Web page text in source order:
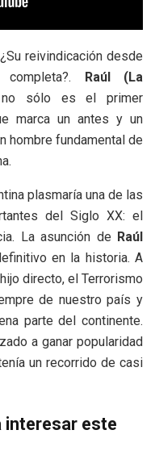
reivindicación desde
Raúl (La
sólo es el primer
marca un antes y un
hombre fundamental de
plasmaría una de las
del Siglo XX: el
La asunción de Raúl
en la historia. A
directo, el Terrorismo
de nuestro país y
parte del continente.
a ganar popularidad
un recorrido de casi
interesar este